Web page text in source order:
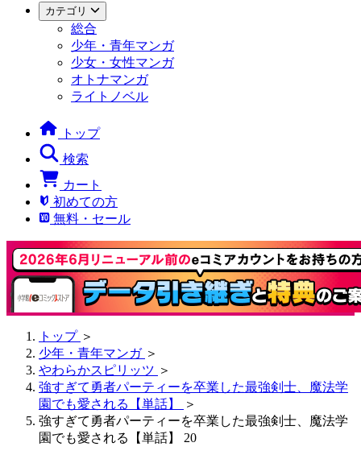
カテゴリ
総合
少年・青年マンガ
少女・女性マンガ
オトナマンガ
ライトノベル
トップ
検索
カート
初めての方
無料・セール
トップ ＞
少年・青年マンガ ＞
やわらかスピリッツ ＞
強すぎて勇者パーティーを卒業した最強剣士、魔法学
園でも愛される【単話】
＞
強すぎて勇者パーティーを卒業した最強剣士、魔法学
園でも愛される【単話】 20